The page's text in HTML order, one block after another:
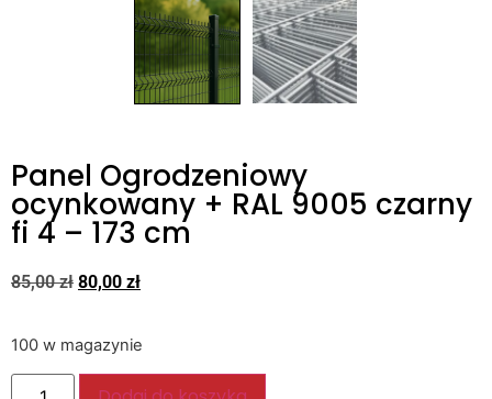
Panel Ogrodzeniowy
ocynkowany + RAL 9005 czarny
fi 4 – 173 cm
85,00zł 80,00 zł
100 w magazynie